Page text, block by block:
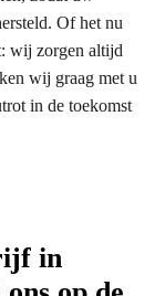
Of het nu
wij zorgen altijd
wij graag met u
in de toekomst
in